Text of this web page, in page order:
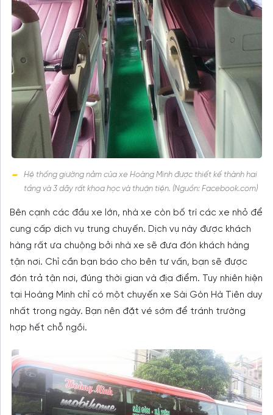
Hệ thống giường nằm của xe Hoàng Minh được thiết kế thành hai
tầng và 3 dãy rất khoa học và thuận tiện. (Nguồn: Facebook.com)
Bên cạnh các đầu xe lớn, nhà xe còn bố trí các xe nhỏ để
cung cấp dịch vụ trung chuyến. Dịch vụ này được khách
hàng rất ưa chuộng bởi nhà xe sẽ đưa đón khách hàng
tận nơi. Chỉ cần bạn báo cho bên tư vấn, bạn sẽ được
đón trả tận nơi, đúng thời gian và địa điểm. Tuy nhiên hiện
tại Hoàng Minh chỉ có một chuyến xe Sài Gòn Hà Tiên duy
nhất trong ngày. Bạn nên đặt vé sớm để tránh trường
hợp hết chỗ ngồi.